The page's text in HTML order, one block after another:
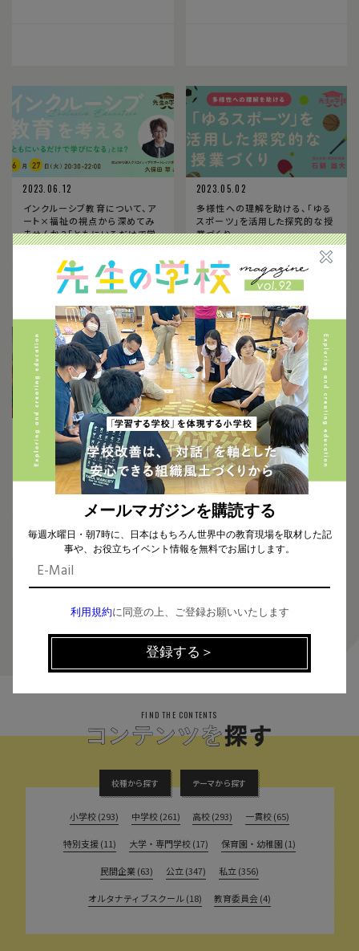
2023.06.12
インクルーシブ教育について、ア
ート×福祉の視点から深めてみ
ませんか？「ともにいるだけで学
びになる」とは？
2023.05.02
多様性への理解を助ける、「ゆる
スポーツ」を活用した探究的な授
業づくり
2021.11.08
フィンランドでインクルーシブ教
育を実践している小学校の先生
にインタビュー！障がいの有無に
関わらず、全ての子どもに特別支
2
FIND THE CONTENTS
校種から探す テーマから探す
小学校 (293) 中学校 (261) 高校 (293) 一貫校 (65)
特別支援 (11) 大学・専門学校 (17) 保育園・幼稚園 (1)
民間企業 (63) 公立 (347) 私立 (356)
オルタナティブスクール (18) 教育委員会 (4)
メールマガジンを購読する
毎週水曜日・朝7時に、日本はもちろん世界中の教育現場を取材した記
事や、お役立ちイベント情報を無料でお届けします。
利用規約に同意の上、ご登録お願いいたします